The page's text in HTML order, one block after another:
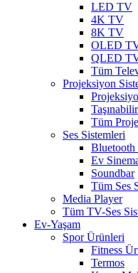
LED TV
4K TV
8K TV
OLED
QLED
Tüm
Projeksiyon
Tüm
Ses Sistemleri
Ev
Soundbar
Tüm Ses
Media Player
Tüm TV-Ses
Ev-Yaşam
Spor Ürünleri
Fitness
Termos